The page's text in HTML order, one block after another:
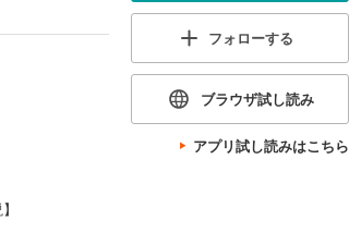
フォローする
ブラウザ試し読み
アプリ試し読みはこちら